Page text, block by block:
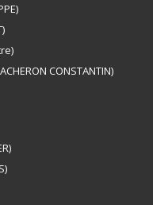
CONSTANTIN)